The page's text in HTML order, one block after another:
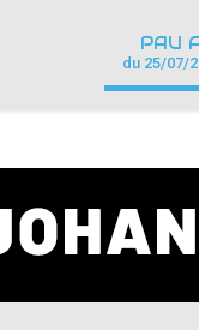
PAU
du 25/07/